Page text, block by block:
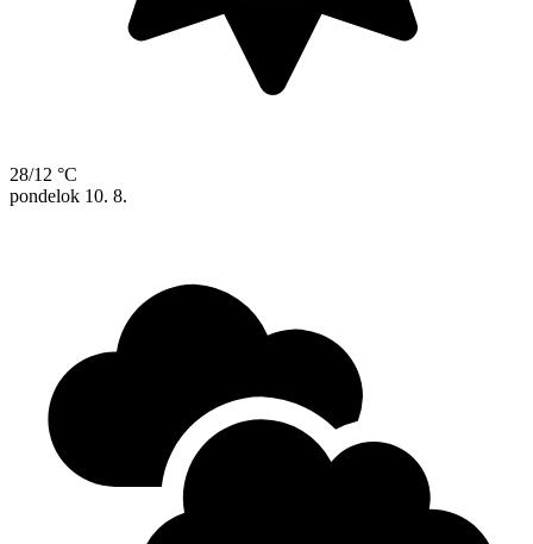
28/12 °C
pondelok 10. 8.